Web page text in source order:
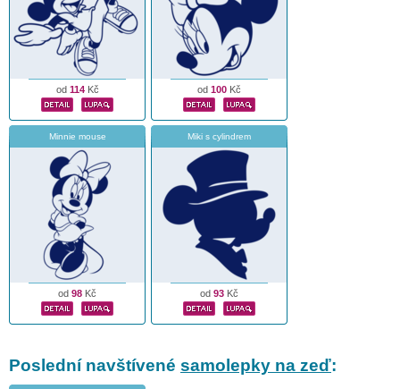
od 114Kč od 100 Kč
Minnie mouse
od 98 Kč
Miki s cylindrem
od 93 Kč
Poslední navštívené samolepky na zeď: